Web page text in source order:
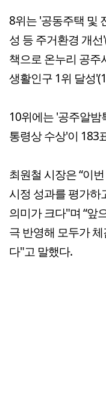
8위는 '공동주택 및
성 등 주거환경 개
책으로 온누리 공주
생활인구 1위 달성
10위에는 '공주알밤
통령상 수상'이 183
최원철 시장은 “이
시정 성과를 평가하
의미가 크다"며 “앞
극 반영해 모두가
다"고 말했다.